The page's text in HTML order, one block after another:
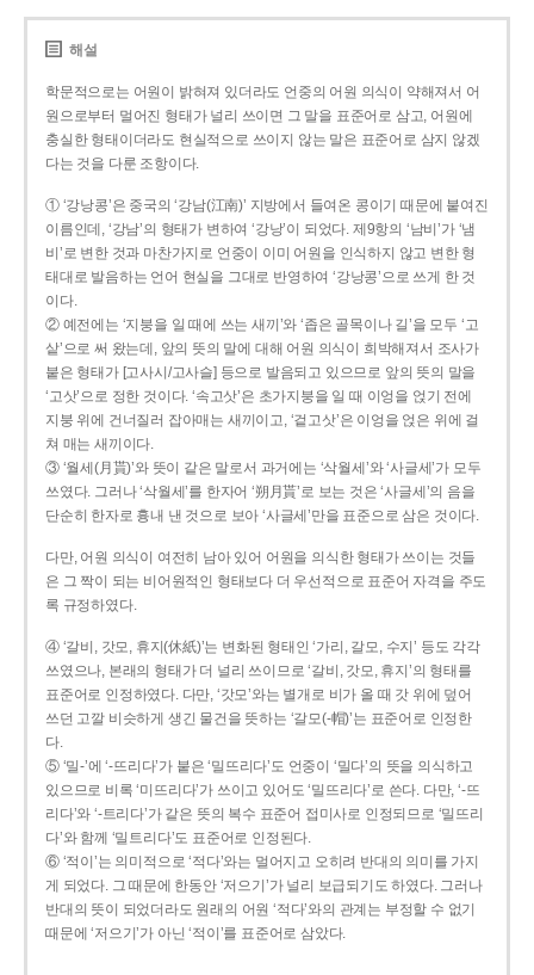
해설
학문적으로는 어원이 밝혀져 있더라도 언중의 어원 의식이 약해져서 어
원으로부터 멀어진 형태가 널리 쓰이면 그 말을 표준어로 삼고, 어원에
충실한 형태이더라도 현실적으로 쓰이지 않는 말은 표준어로 삼지 않겠
다는 것을 다룬 조항이다.
① ‘강낭콩’은 중국의 ‘강남(江南)’ 지방에서 들여온 콩이기 때문에 붙여진
이름인데, ‘강남’의 형태가 변하여 ‘강낭’이 되었다. 제9항의 ‘남비’가 ‘냄
비’로 변한 것과 마찬가지로 언중이 이미 어원을 인식하지 않고 변한 형
태대로 발음하는 언어 현실을 그대로 반영하여 ‘강낭콩’으로 쓰게 한 것
이다.
② 예전에는 ‘지붕을 일 때에 쓰는 새끼’와 ‘좁은 골목이나 길’을 모두 ‘고
샅’으로 써 왔는데, 앞의 뜻의 말에 대해 어원 의식이 희박해져서 조사가
붙은 형태가 [고사시/고사슬] 등으로 발음되고 있으므로 앞의 뜻의 말을
‘고삿’으로 정한 것이다. ‘속고삿’은 초가지붕을 일 때 이엉을 얹기 전에
지붕 위에 건너질러 잡아매는 새끼이고, ‘겉고삿’은 이엉을 얹은 위에 걸
쳐 매는 새끼이다.
③ ‘월세(月貰)’와 뜻이 같은 말로서 과거에는 ‘삭월세’와 ‘사글세’가 모두
쓰였다. 그러나 ‘삭월세’를 한자어 ‘朔月貰’로 보는 것은 ‘사글세’의 음을
단순히 한자로 흉내 낸 것으로 보아 ‘사글세’만을 표준으로 삼은 것이다.
다만, 어원 의식이 여전히 남아 있어 어원을 의식한 형태가 쓰이는 것들
은 그 짝이 되는 비어원적인 형태보다 더 우선적으로 표준어 자격을 주도
록 규정하였다.
④ ‘갈비, 갓모, 휴지(休紙)’는 변화된 형태인 ‘가리, 갈모, 수지’ 등도 각각
쓰였으나, 본래의 형태가 더 널리 쓰이므로 ‘갈비, 갓모, 휴지’의 형태를
표준어로 인정하였다. 다만, ‘갓모’와는 별개로 비가 올 때 갓 위에 덮어
쓰던 고깔 비슷하게 생긴 물건을 뜻하는 ‘갈모(-帽)’는 표준어로 인정한
다.
⑤ ‘밀-’에 ‘-뜨리다’가 붙은 ‘밀뜨리다’도 언중이 ‘밀다’의 뜻을 의식하고
있으므로 비록 ‘미뜨리다’가 쓰이고 있어도 ‘밀뜨리다’로 쓴다. 다만, ‘-뜨
리다’와 ‘-트리다’가 같은 뜻의 복수 표준어 접미사로 인정되므로 ‘밀뜨리
다’와 함께 ‘밀트리다’도 표준어로 인정된다.
⑥ ‘적이’는 의미적으로 ‘적다’와는 멀어지고 오히려 반대의 의미를 가지
게 되었다. 그 때문에 한동안 ‘저으기’가 널리 보급되기도 하였다. 그러나
반대의 뜻이 되었더라도 원래의 어원 ‘적다’와의 관계는 부정할 수 없기
때문에 ‘저으기’가 아닌 ‘적이’를 표준어로 삼았다.